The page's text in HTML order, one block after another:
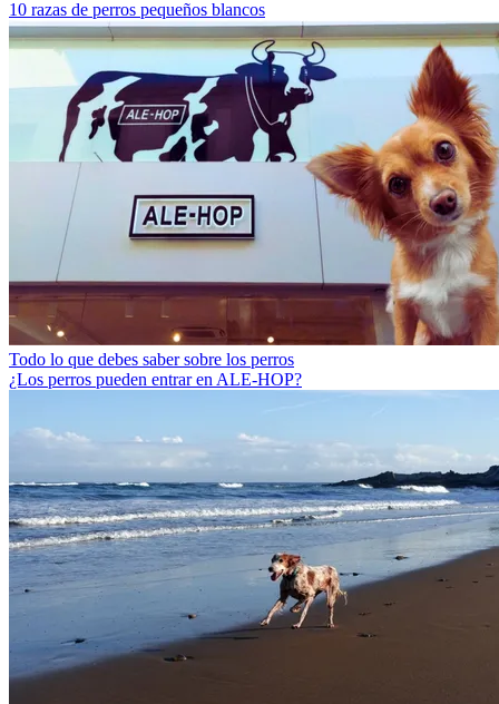
10 razas de perros pequeños blancos
Todo lo que debes saber sobre los perros
¿Los perros pueden entrar en ALE-HOP?